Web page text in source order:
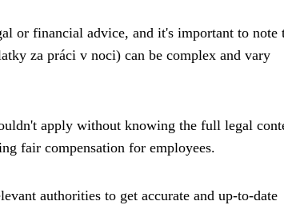
or financial advice, and it's important to note
za práci v noci) can be complex and vary
apply without knowing the full legal
fair compensation for employees.
authorities to get accurate and up-to-date